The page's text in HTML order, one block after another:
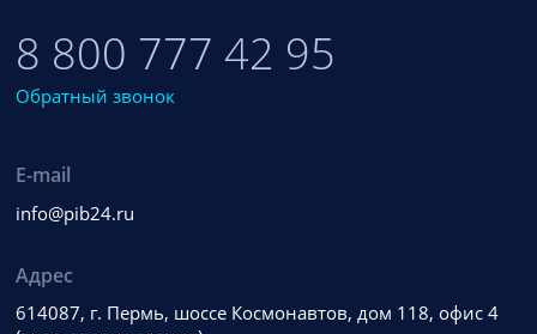
8 800 777 42 95
Обратный звонок
E-mail
info@pib24.ru
Адрес
614087, г. Пермь, шоссе Космонавтов, дом 118, офис 4